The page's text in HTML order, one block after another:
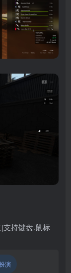
支持键盘.鼠标
演